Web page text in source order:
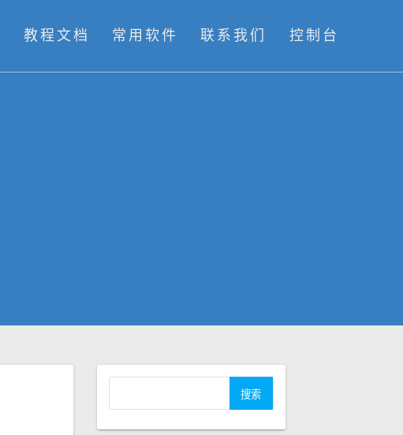
教程文档 常用软件 联系我们 控制台